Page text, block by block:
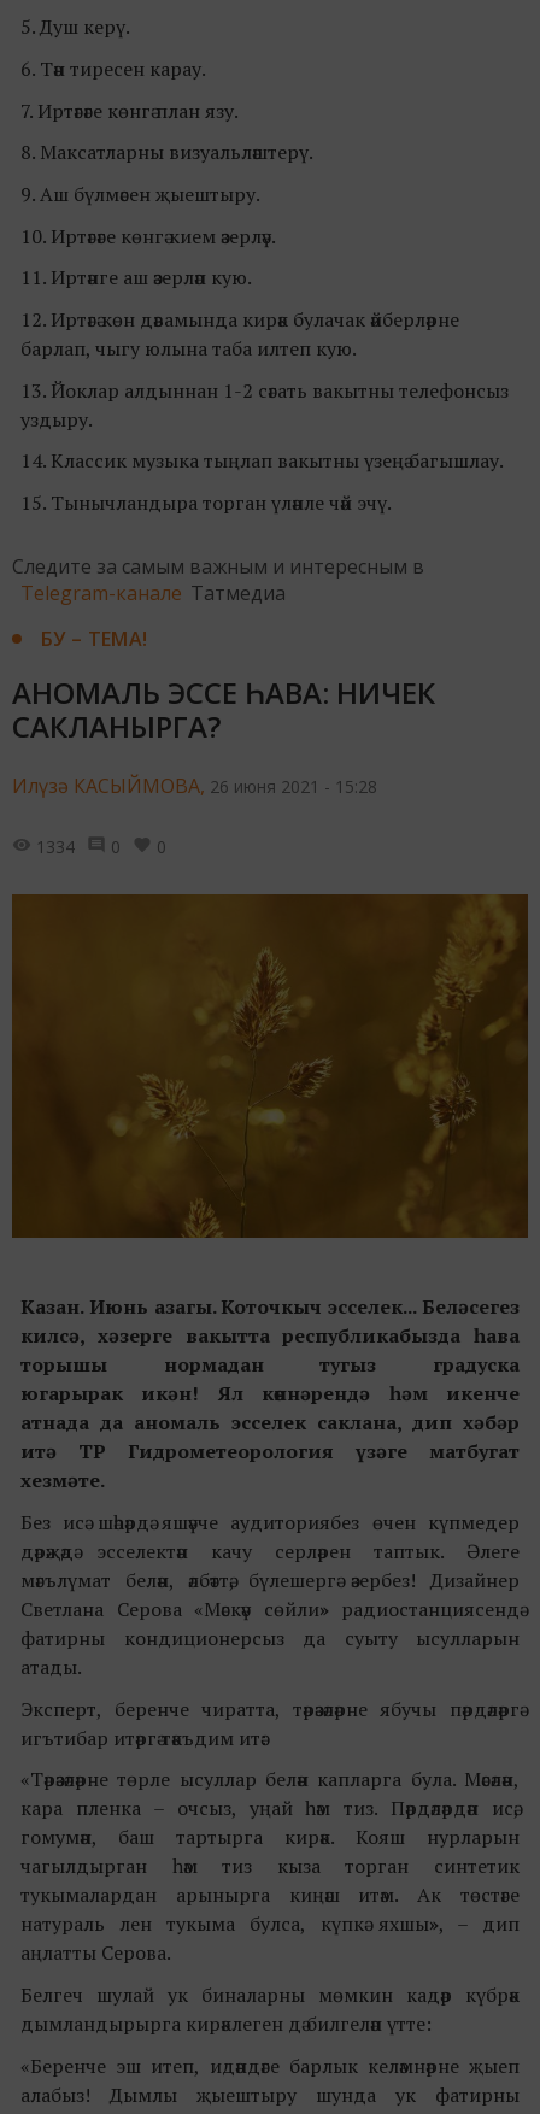
5. Душ керү.
6. Тән тиресен карау.
7. Иртәгәге көнгә план язу.
8. Максатларны визуальләштерү.
9. Аш бүлмәсен җыештыру.
10. Иртәгәге көнгә кием әзерләү.
11. Иртәнге аш әзерләп кую.
12. Иртәгә көн дәвамында кирәк булачак әйберләрне
барлап, чыгу юлына таба илтеп кую.
13. Йоклар алдыннан 1-2 сәгать вакытны телефонсыз
уздыру.
14. Классик музыка тыңлап вакытны үзеңә багышлау.
15. Тынычландыра торган үләнле чәй эчү.
Следите за самым важным и интересным в
Telegram-канале Татмедиа
БУ – ТЕМА!
АНОМАЛЬ ЭССЕ ҺАВА: НИЧЕК
САКЛАНЫРГА?
Илүзә КАСЫЙМОВА, 26 июня 2021 - 15:28
1334 0 0
Казан. Июнь азагы. Коточкыч эсселек... Беләсегез
килсә, хәзерге вакытта республикабызда һава
торышы нормадан тугыз градуска
югарырак икән! Ял көннәрендә һәм икенче
атнада да аномаль эсселек саклана, дип хәбәр
итә ТР Гидрометеорология үзәге матбугат
хезмәте.
Без исә шәһәрдә яшәүче аудиториябез өчен күпмедер
дәрәҗәдә эсселектән качу серләрен таптык. Әлеге
мәгълүмат белән, әлбәттә, бүлешергә әзербез! Дизайнер
Светлана Серова «Мәскәү сөйли» радиостанциясендә
фатирны кондиционерсыз да суыту ысулларын
атады.
Эксперт, беренче чиратта, тәрәзәләрне ябучы пәрдәләргә
игътибар итәргә тәкъдим итә:
«Тәрәзәләрне төрле ысуллар белән капларга була. Мәсәлән,
кара пленка – очсыз, уңай һәм тиз. Пәрдәләрдән исә,
гомумән, баш тартырга кирәк. Кояш нурларын
чагылдырган һәм тиз кыза торган синтетик
тукымалардан арынырга киңәш итәм. Ак төстәге
натураль лен тукыма булса, күпкә яхшы», – дип
аңлатты Серова.
Белгеч шулай ук биналарны мөмкин кадәр күбрәк
дымландырырга кирәклеген дә билгеләп үтте:
«Беренче эш итеп, идәндәге барлык келәмнәрне җыеп
алабыз! Дымлы җыештыру шунда ук фатирны